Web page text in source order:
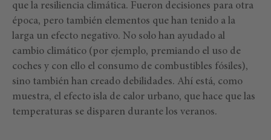
que la resiliencia climática. Fueron decisiones para otra
época, pero también elementos que han tenido a la
larga un efecto negativo. No solo han ayudado al
cambio climático (por ejemplo, premiando el uso de
coches y con ello el consumo de combustibles fósiles),
sino también han creado debilidades. Ahí está, como
muestra, el efecto isla de calor urbano, que hace que las
temperaturas se disparen durante los veranos.